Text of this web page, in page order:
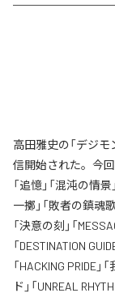
高田雅史の「デジモ
信開始された。今回
「追憶」「混沌の情景
一擲」「敗者の鎮魂歌
「決意の刻」「
「DESTINATION
「HACKING PRIDE
ド」「UNREAL